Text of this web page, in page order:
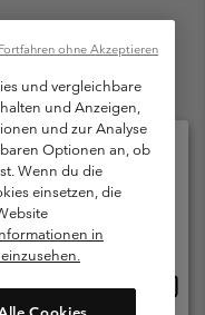
1, 5101
Garantie
Programms
Uhr
und vergleichbare
und Anzeigen,
und zur Analyse
Optionen an, ob
Wenn du die
einsetzen, die
in
Fortfahren ohne Akzeptieren
und Ihre Sprache